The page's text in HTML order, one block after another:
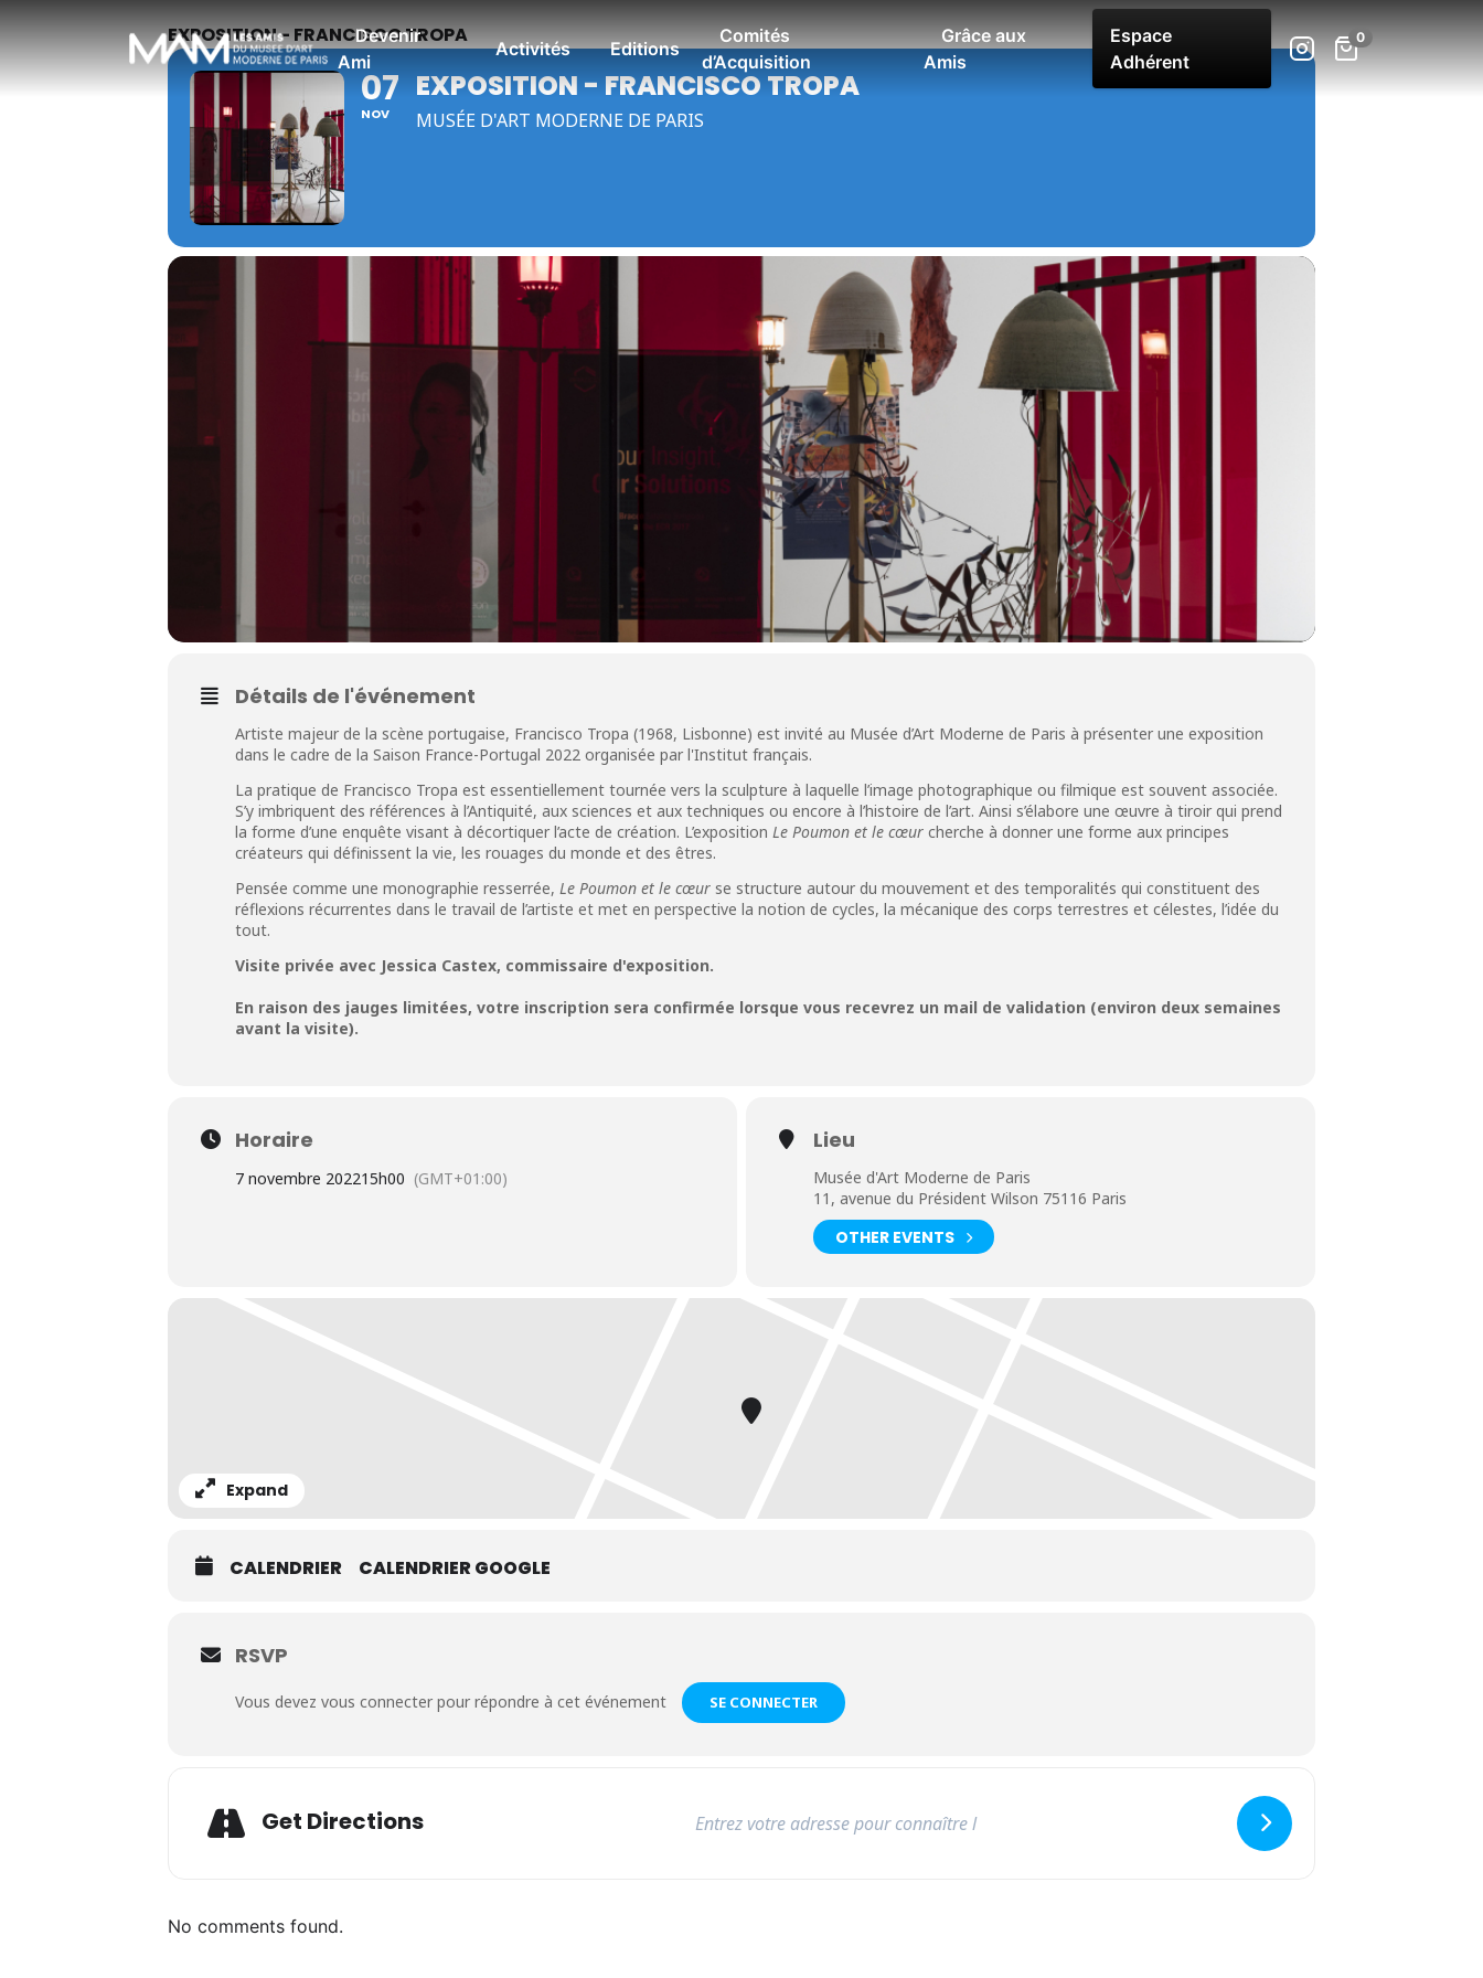
Devenir
Ami
Activités Editions
Comités
d’Acquisition
Grâce aux
Amis
Espace
Adhérent
EXPOSITION - FRANCISCO TROPA
07
NOV
EXPOSITION - FRANCISCO TROPA
MUSÉE D'ART MODERNE DE PARIS
Détails de l'événement
Artiste majeur de la scène portugaise, Francisco Tropa (1968, Lisbonne) est invité au Musée d’Art Moderne de Paris à présenter une exposition
dans le cadre de la Saison France-Portugal 2022 organisée par l'Institut français.
La pratique de Francisco Tropa est essentiellement tournée vers la sculpture à laquelle l’image photographique ou filmique est souvent associée.
S’y imbriquent des références à l’Antiquité, aux sciences et aux techniques ou encore à l’histoire de l’art. Ainsi s’élabore une œuvre à tiroir qui prend
la forme d’une enquête visant à décortiquer l’acte de création. L’exposition Le Poumon et le cœur cherche à donner une forme aux principes
créateurs qui définissent la vie, les rouages du monde et des êtres.
Pensée comme une monographie resserrée, Le Poumon et le cœur se structure autour du mouvement et des temporalités qui constituent des
réflexions récurrentes dans le travail de l’artiste et met en perspective la notion de cycles, la mécanique des corps terrestres et célestes, l’idée du
tout.
Visite privée avec Jessica Castex, commissaire d'exposition.
En raison des jauges limitées, votre inscription sera confirmée lorsque vous recevrez un mail de validation (environ deux semaines
avant la visite).
Horaire
7 novembre 202215h00 (GMT+01:00)
Lieu
Musée d'Art Moderne de Paris
11, avenue du Président Wilson 75116 Paris
OTHER EVENTS
Expand
CALENDRIER CALENDRIER GOOGLE
RSVP
Vous devez vous connecter pour répondre à cet événement SE CONNECTER
Get Directions
No comments found.